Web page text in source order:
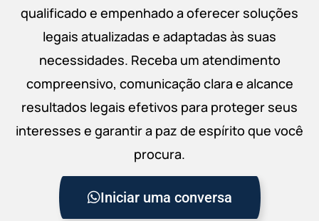
qualificado e empenhado a oferecer soluções
legais atualizadas e adaptadas às suas
necessidades. Receba um atendimento
compreensivo, comunicação clara e alcance
resultados legais efetivos para proteger seus
interesses e garantir a paz de espírito que você
procura.
Iniciar uma conversa